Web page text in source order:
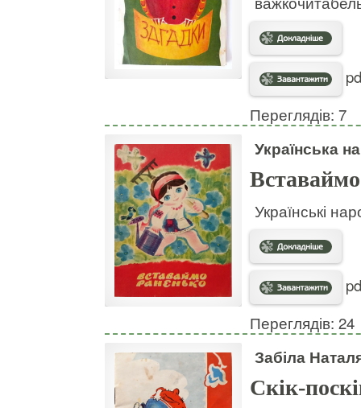
Переглядів: 7
Українська
Українські
Переглядів: 24
Забіла
Скік-